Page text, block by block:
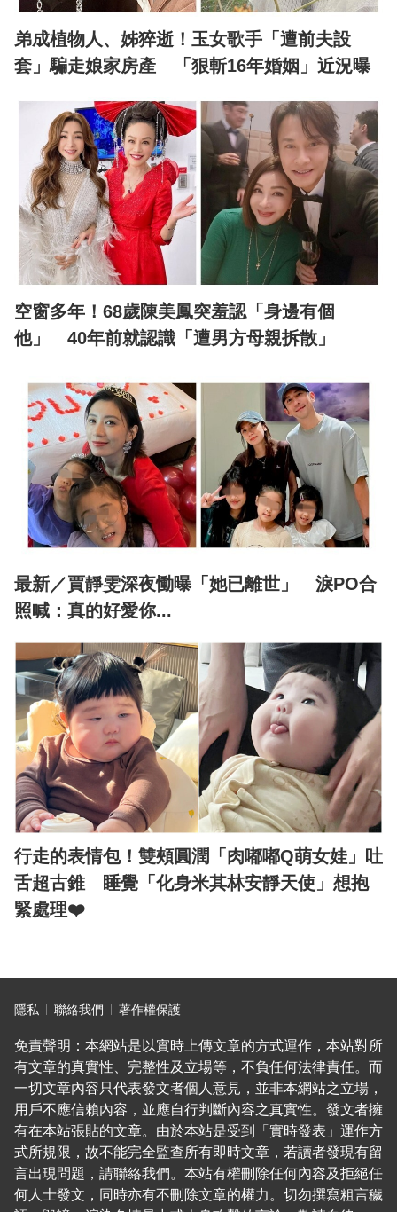
弟成植物人、姊猝逝！玉女歌手「遭前夫設
套」騙走娘家房產 「狠斬16年婚姻」近況曝
空窗多年！68歲陳美鳳突羞認「身邊有個
他」 40年前就認識「遭男方母親拆散」
最新／賈靜雯深夜慟曝「她已離世」 淚PO合
照喊：真的好愛你...
行走的表情包！雙頰圓潤「肉嘟嘟Q萌女娃」吐
舌超古錐 睡覺「化身米其林安靜天使」想抱
緊處理❤️
隱私 聯絡我們 著作權保護
免責聲明：本網站是以實時上傳文章的方式運作，本站對所
有文章的真實性、完整性及立場等，不負任何法律責任。而
一切文章內容只代表發文者個人意見，並非本網站之立場，
用戶不應信賴內容，並應自行判斷內容之真實性。發文者擁
有在本站張貼的文章。由於本站是受到「實時發表」運作方
式所規限，故不能完全監查所有即時文章，若讀者發現有留
言出現問題，請聯絡我們。本站有權刪除任何內容及拒絕任
何人士發文，同時亦有不刪除文章的權力。切勿撰寫粗言穢